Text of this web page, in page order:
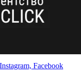
Facebook